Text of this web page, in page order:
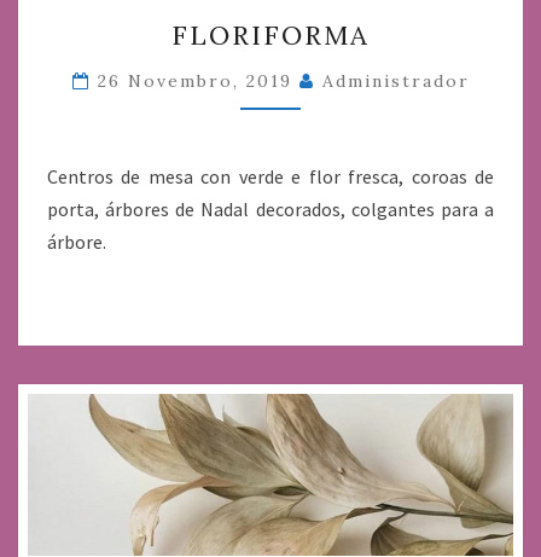
FLORIFORMA
26 Novembro, 2019 Administrador
Centros de mesa con verde e flor fresca, coroas de
porta, árbores de Nadal decorados, colgantes para a
árbore.